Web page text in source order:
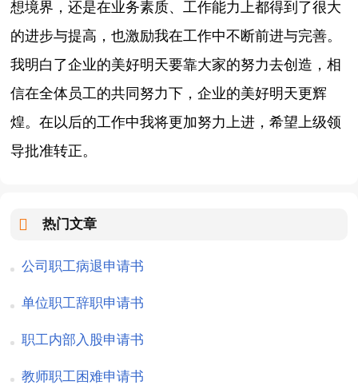
想境界，还是在业务素质、工作能力上都得到了很大
的进步与提高，也激励我在工作中不断前进与完善。
我明白了企业的美好明天要靠大家的努力去创造，相
信在全体员工的共同努力下，企业的美好明天更辉
煌。在以后的工作中我将更加努力上进，希望上级领
导批准转正。
热门文章
公司职工病退申请书
单位职工辞职申请书
职工内部入股申请书
教师职工困难申请书